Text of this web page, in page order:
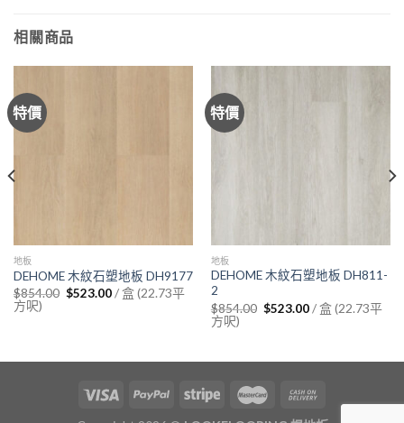
相關商品
特價
地板
DEHOME 木紋石塑地板 DH9177
$854.00 Original
price
$523.00Current
price
/ 盒 (22.73平
方呎)
特價
地板
DEHOME 木紋石塑地板 DH811-
2
$854.00 Original
price
$523.00Current
price
/ 盒 (22.73平
方呎)